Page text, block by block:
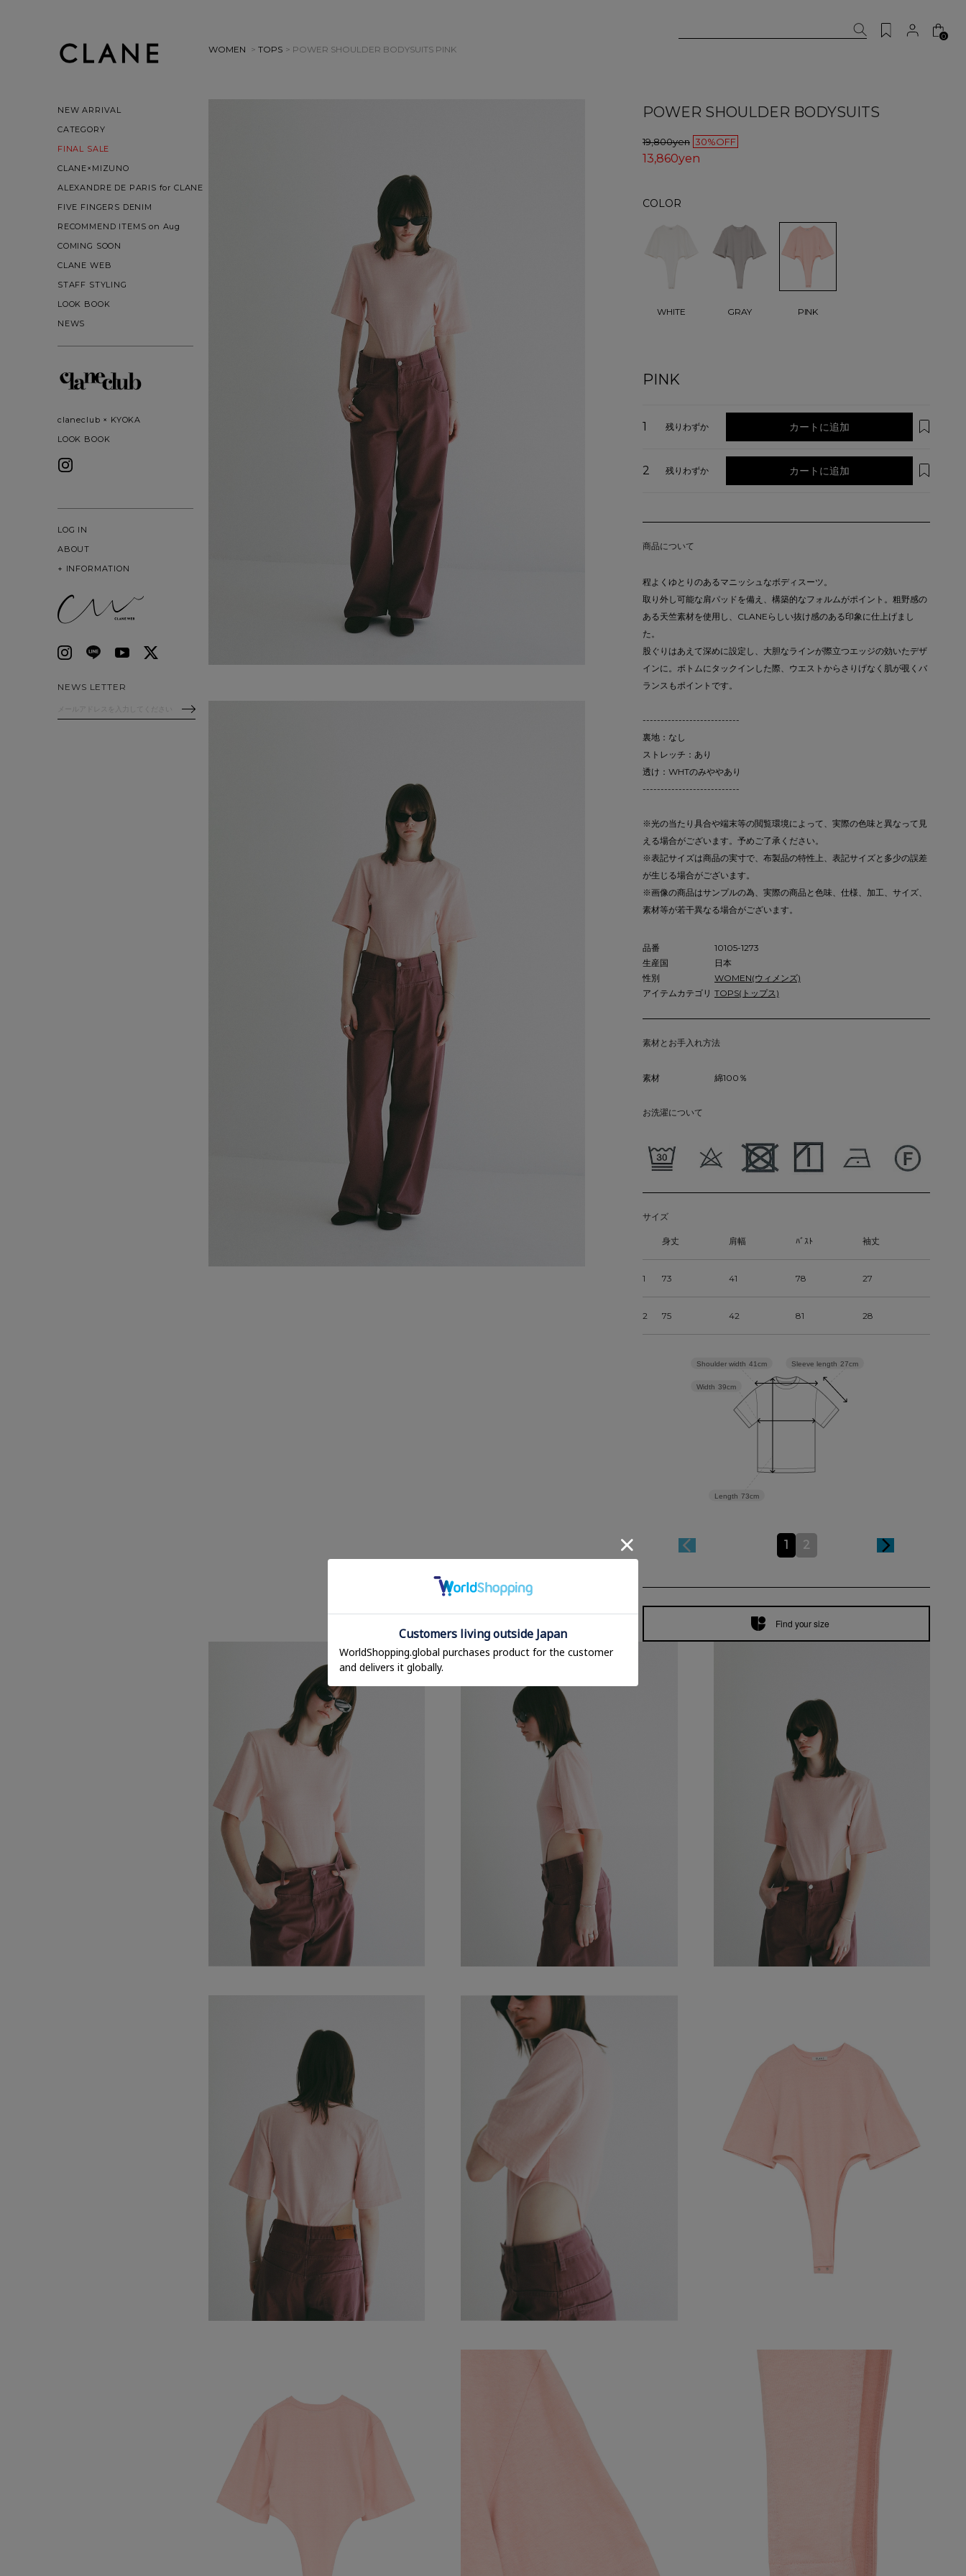
NEW ARRIVAL
CATEGORY
FINAL SALE
CLANE×MIZUNO
ALEXANDRE DE PARIS for CLANE
FIVE FINGERS DENIM
RECOMMEND ITEMS on Aug
COMING SOON
CLANE WEB
STAFF STYLING
LOOK BOOK
NEWS
claneclub × KYOKA
LOOK BOOK
LOG IN
ABOUT
+ INFORMATION
NEWS LETTER
0
WOMEN > TOPS > POWER SHOULDER BODYSUITS PINK
POWER SHOULDER BODYSUITS
19,800yen 30%OFF
13,860yen
COLOR
WHITE GRAY PINK
PINK
1 残りわずか カートに追加
2 残りわずか カートに追加
商品について
程よくゆとりのあるマニッシュなボディスーツ。
取り外し可能な肩パッドを備え、構築的なフォルムがポイント。粗野感の
ある天竺素材を使用し、CLANEらしい抜け感のある印象に仕上げまし
た。
股ぐりはあえて深めに設定し、大胆なラインが際立つエッジの効いたデザ
インに。ボトムにタックインした際、ウエストからさりげなく肌が覗くバ
ランスもポイントです。
---------------------------
裏地：なし
ストレッチ：あり
透け：WHTのみややあり
---------------------------
※光の当たり具合や端末等の閲覧環境によって、実際の色味と異なって見
える場合がございます。予めご了承ください。
※表記サイズは商品の実寸で、布製品の特性上、表記サイズと多少の誤差
が生じる場合がございます。
※画像の商品はサンプルの為、実際の商品と色味、仕様、加工、サイズ、
素材等が若干異なる場合がございます。
品番
10105-1273
生産国
日本
性別
WOMEN(ウィメンズ)
アイテムカテゴリ TOPS(トップス)
素材とお手入れ方法
素材 綿100％
お洗濯について
サイズ
身丈 肩幅 ﾊﾞｽﾄ 袖丈
1 73 41 78 27
2 75 42 81 28
Sleeve length 27cm
Length 73cm
Width 39cm
Shoulder width 41cm
1 2
Find your size